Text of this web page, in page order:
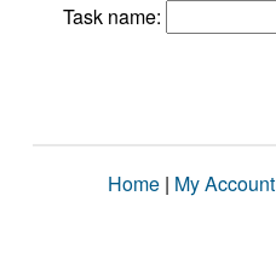
Task name:
Home | My Account